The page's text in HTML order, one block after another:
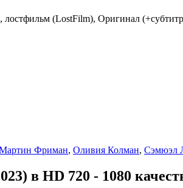
лостфильм (LostFilm), Оригинал
Фриман, Оливия Колман, Сэмюэл
в HD 720 - 1080